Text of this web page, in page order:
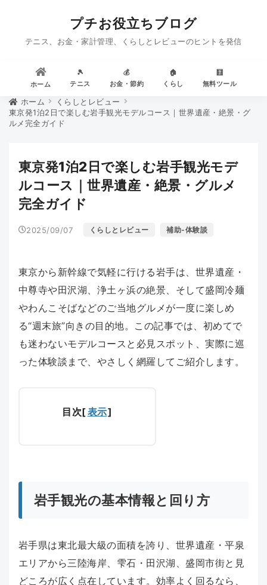
プチお役立ちブログ
テニス、お金・家計管理、くらしとレビューのヒントを発信
ホーム
🎾
テニス
💰
お金・節約
🏠
くらし
🧮
無料ツール
ホーム
くらしとレビュー
東京発1泊2日で楽しむ岩手観光モデルコース｜世界遺産・絶景・グ
ルメ完全ガイド
東京発1泊2日で楽しむ岩手観光モデ
ルコース｜世界遺産・絶景・グルメ
完全ガイド
2025/09/07 くらしとレビュー 補助-体験談
東京から新幹線で気軽に行ける岩手は、世界遺産・
中尊寺や田沢湖、浄土ヶ浜の絶景、そして盛岡冷麺
やわんこそばなどのご当地グルメが一度に楽しめ
る“週末旅”向きの目的地。この記事では、初めてで
も迷わないモデルコースと必見スポット、実際に巡
った体験談まで、やさしく網羅してご紹介します。
目次[表示]
岩手観光の基本情報と回り方
岩手県は東北最大級の面積を誇り、世界遺産・平泉
エリアから三陸海岸、雫石・田沢湖、盛岡市街と見
どころが広く点在しています。効率よく回るなら、